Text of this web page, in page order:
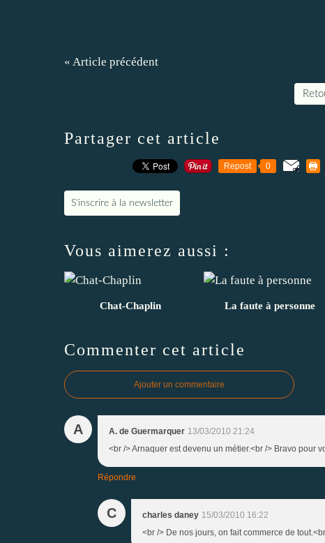
« Article précédent
Partager cet article
Repost 0
S'inscrire à la newsletter
Vous aimerez aussi :
Chat-Chaplin La faute à personne
Commenter cet article
Ajouter un commentaire
A A. de Guermarquer 13/03/2010 21:24
<br /> Arnaquer est devenu un métier.<br /> Bravo pour
Répondre
C charles daney 15/03/2010 16:22
<br /> De nos jours, on fait commerce de